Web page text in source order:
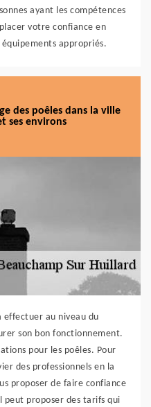
ayant les compétences
votre confiance en
appropriés.
des poêles dans la ville
ses environs
effectuer au niveau du
son bon fonctionnement.
pour les poêles. Pour
des professionnels en la
proposer de faire confiance
peut proposer des tarifs qui